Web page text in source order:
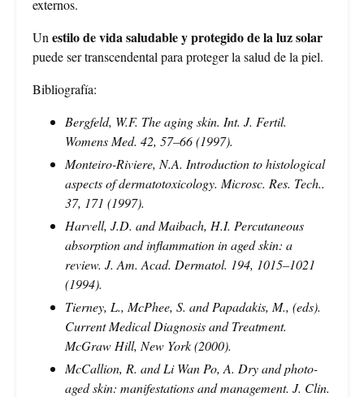
externos.
Un estilo de vida saludable y protegido de la luz solar
puede ser transcendental para proteger la salud de la piel.
Bibliografía:
Bergfeld, W.F. The aging skin. Int. J. Fertil.
Womens Med. 42, 57–66 (1997).
Monteiro-Riviere, N.A. Introduction to histological
aspects of dermatotoxicology. Microsc. Res. Tech..
37, 171 (1997).
Harvell, J.D. and Maibach, H.I. Percutaneous
absorption and inflammation in aged skin: a
review. J. Am. Acad. Dermatol. 194, 1015–1021
(1994).
Tierney, L., McPhee, S. and Papadakis, M., (eds).
Current Medical Diagnosis and Treatment.
McGraw Hill, New York (2000).
McCallion, R. and Li Wan Po, A. Dry and photo-
aged skin: manifestations and management. J. Clin.